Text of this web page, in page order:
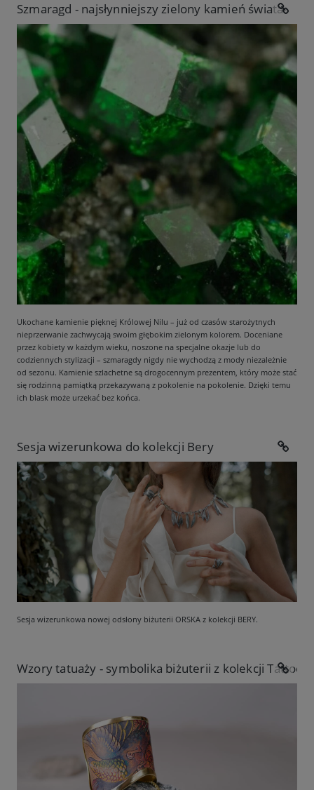
Szmaragd - najsłynniejszy zielony kamień świata
Ukochane kamienie pięknej Królowej Nilu – już od czasów starożytnych
nieprzerwanie zachwycają swoim głębokim zielonym kolorem. Doceniane
przez kobiety w każdym wieku, noszone na specjalne okazje lub do
codziennych stylizacji – szmaragdy nigdy nie wychodzą z mody niezależnie
od sezonu. Kamienie szlachetne są drogocennym prezentem, który może stać
się rodzinną pamiątką przekazywaną z pokolenie na pokolenie. Dzięki temu
ich blask może urzekać bez końca.
Sesja wizerunkowa do kolekcji Bery
Sesja wizerunkowa nowej odsłony biżuterii ORSKA z kolekcji BERY.
Wzory tatuaży - symbolika biżuterii z kolekcji Tattoo